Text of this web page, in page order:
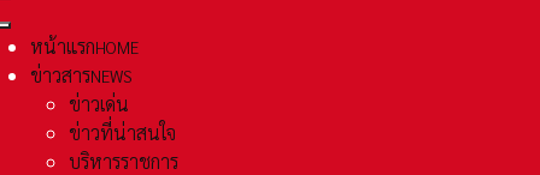
หน้าแรกHOME
ข่าวสารNEWS
ข่าวเด่น
ข่าวที่น่าสนใจ
บริหารราชการ